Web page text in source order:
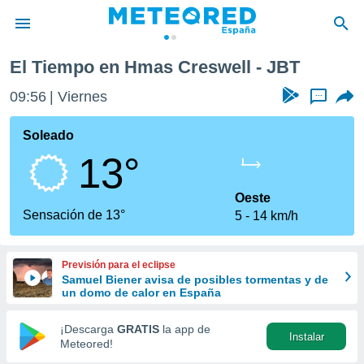
de
por
que se
calidad.
a este
las
y
forma
digital
basada
El Tiempo en Hmas Creswell - JBT
09:56 Viernes ...
Soleado
13°
Sensación de 13°
Oeste
5
14 km/h
Previsión para el eclipse
Samuel Biener avisa de posibles tormentas y de
un domo de calor en España
¡Descarga GRATIS la app de
Meteored!
Instalar